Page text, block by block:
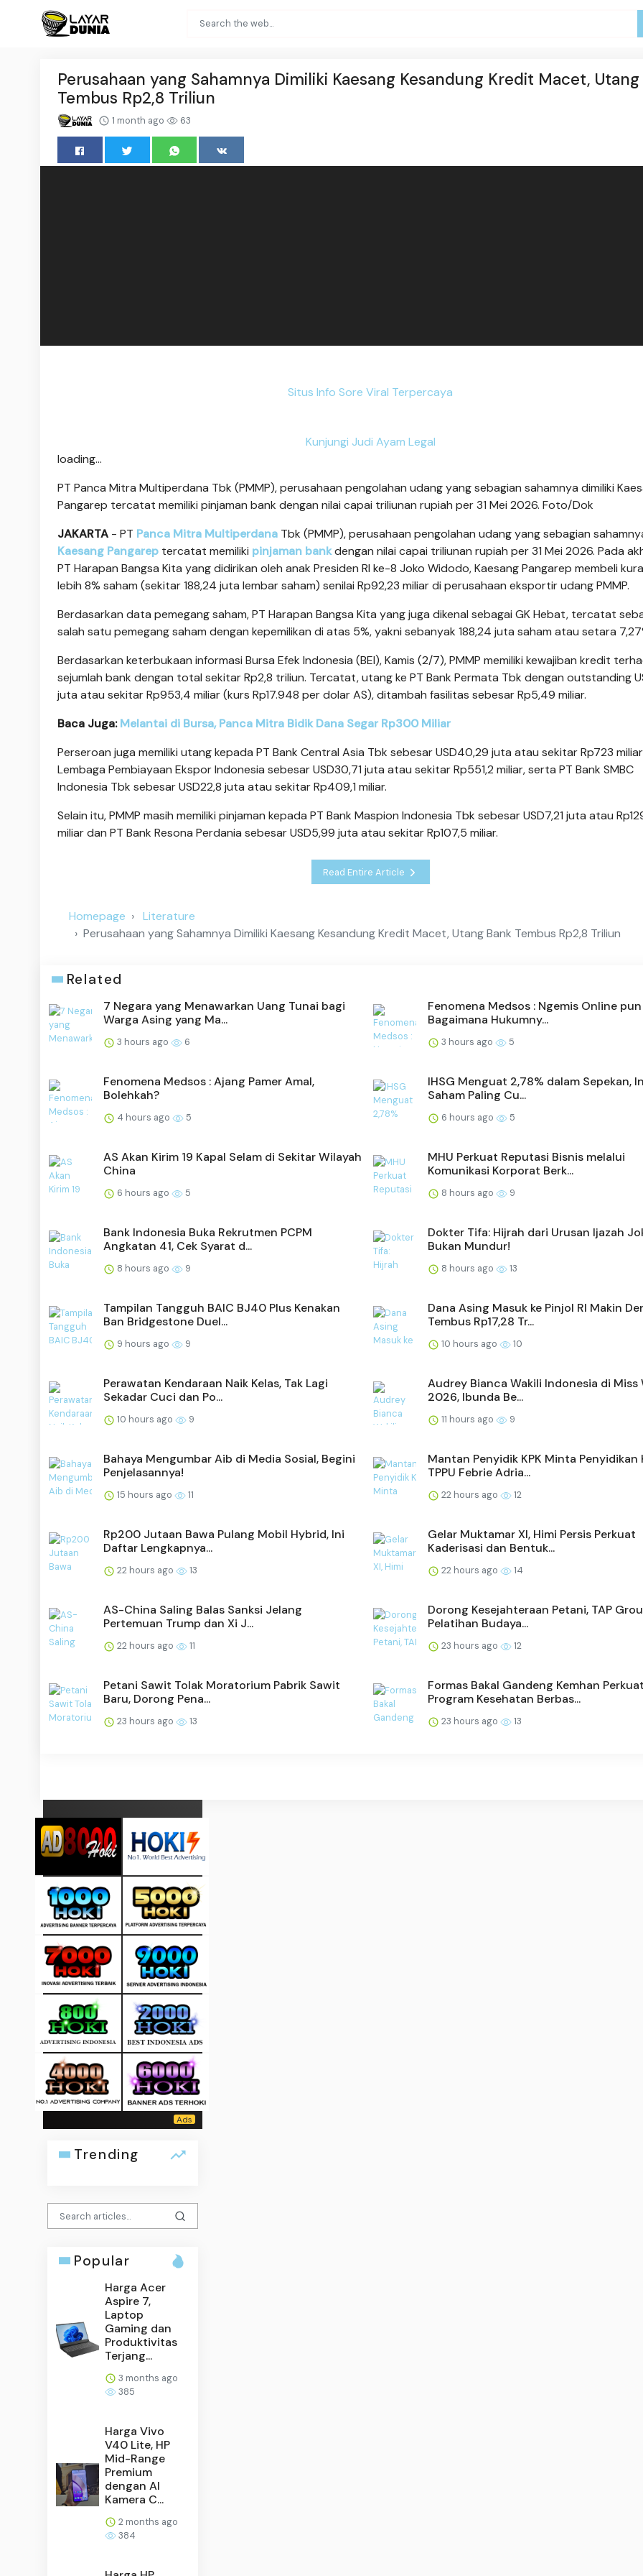
Perusahaan yang Sahamnya Dimiliki Kaesang Kesandung Kredit Macet,
Tembus Rp2,8 Triliun
1 month ago 63
Situs Info Sore Viral Terpercaya
Kunjungi Judi Ayam Legal
loading...
PT Panca Mitra Multiperdana Tbk (PMMP), perusahaan pengolahan udang yang sebagian sahamnya dimiliki
Pangarep tercatat memiliki pinjaman bank dengan nilai capai triliunan rupiah per 31 Mei 2026. Foto/Dok
JAKARTA - PT Panca Mitra Multiperdana Tbk (PMMP), perusahaan pengolahan udang yang sebagian
Kaesang Pangarep tercatat memiliki pinjaman bankdengan nilai capai triliunan rupiah per 31 Mei 2026. Pada
PT Harapan Bangsa Kita yang didirikan oleh anak Presiden RI ke-8 Joko Widodo, Kaesang Pangarep membeli
lebih 8% saham (sekitar 188,24 juta lembar saham) senilai Rp92,23 miliar di perusahaan eksportir udang PMMP.
Berdasarkan data pemegang saham, PT Harapan Bangsa Kita yang juga dikenal sebagai GK Hebat, tercatat
salah satu pemegang saham dengan kepemilikan di atas 5%, yakni sebanyak 188,24 juta saham atau setara
Berdasarkan keterbukaan informasi Bursa Efek Indonesia (BEI), Kamis (2/7), PMMP memiliki kewajiban kredit
sejumlah bank dengan total sekitar Rp2,8 triliun. Tercatat, utang ke PT Bank Permata Tbk dengan outstanding
juta atau sekitar Rp953,4 miliar (kurs Rp17.948 per dolar AS), ditambah fasilitas sebesar Rp5,49 miliar.
Baca Juga:Melantai di Bursa, Panca Mitra Bidik Dana Segar Rp300 Miliar
Perseroan juga memiliki utang kepada PT Bank Central Asia Tbk sebesar USD40,29 juta atau sekitar Rp723
Lembaga Pembiayaan Ekspor Indonesia sebesar USD30,71 juta atau sekitar Rp551,2 miliar, serta PT Bank SMBC
Indonesia Tbk sebesar USD22,8 juta atau sekitar Rp409,1 miliar.
Selain itu, PMMP masih memiliki pinjaman kepada PT Bank Maspion Indonesia Tbk sebesar USD7,21 juta atau
miliar dan PT Bank Resona Perdania sebesar USD5,99 juta atau sekitar Rp107,5 miliar.
Read Entire Article
Homepage
Literature
Perusahaan yang Sahamnya Dimiliki Kaesang Kesandung Kredit Macet, Utang Bank Tembus Rp2,8 Triliun
Related
7 Negara yang Menawarkan Uang Tunai bagi
Warga Asing yang Ma...
3 hours ago 6
Fenomena Medsos : Ngemis Online
Bagaimana Hukumny...
3 hours ago 5
Fenomena Medsos : Ajang Pamer Amal,
Bolehkah?
4 hours ago 5
IHSG Menguat 2,78% dalam Sepekan,
Saham Paling Cu...
6 hours ago 5
AS Akan Kirim 19 Kapal Selam di Sekitar Wilayah
China
6 hours ago 5
MHU Perkuat Reputasi Bisnis melalui
Komunikasi Korporat Berk...
8 hours ago 9
Bank Indonesia Buka Rekrutmen PCPM
Angkatan 41, Cek Syarat d...
8 hours ago 9
Dokter Tifa: Hijrah dari Urusan Ijazah
Bukan Mundur!
8 hours ago 13
Tampilan Tangguh BAIC BJ40 Plus Kenakan
Ban Bridgestone Duel...
9 hours ago 9
Dana Asing Masuk ke Pinjol RI Makin
Tembus Rp17,28 Tr...
10 hours ago 10
Perawatan Kendaraan Naik Kelas, Tak Lagi
Sekadar Cuci dan Po...
10 hours ago 9
Audrey Bianca Wakili Indonesia di Miss
2026, Ibunda Be...
11 hours ago 9
Bahaya Mengumbar Aib di Media Sosial, Begini
Penjelasannya!
15 hours ago 11
Mantan Penyidik KPK Minta Penyidikan
TPPU Febrie Adria...
22 hours ago 12
Rp200 Jutaan Bawa Pulang Mobil Hybrid, Ini
Daftar Lengkapnya...
22 hours ago 13
Gelar Muktamar XI, Himi Persis Perkuat
Kaderisasi dan Bentuk...
22 hours ago 14
AS-China Saling Balas Sanksi Jelang
Pertemuan Trump dan Xi J...
22 hours ago 11
Dorong Kesejahteraan Petani, TAP
Pelatihan Budaya...
23 hours ago 12
Petani Sawit Tolak Moratorium Pabrik Sawit
Baru, Dorong Pena...
23 hours ago 13
Formas Bakal Gandeng Kemhan
Program Kesehatan Berbas...
23 hours ago 13
Trending
Popular
Harga Acer
Aspire 7,
Laptop
Gaming dan
Produktivitas
Terjang...
3 months ago
385
Harga Vivo
V40 Lite, HP
Mid-Range
Premium
dengan AI
Kamera C...
2 months ago
384